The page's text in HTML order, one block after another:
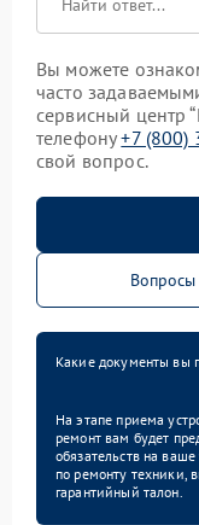
Вы можете
часто
сервисный центр
телефону+7 (800)
свой вопрос.
Какие документы вы
На этапе приема
ремонт вам будет
обязательств на
по ремонту техники,
гарантийный талон.